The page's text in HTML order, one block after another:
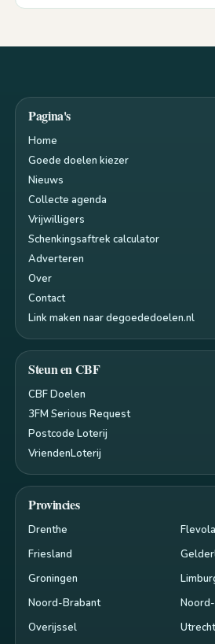
Pagina's
Home
Goede doelen kiezer
Nieuws
Collecte agenda
Vrijwilligers
Schenkingsaftrek calculator
Adverteren
Over
Contact
Link maken naar degoededoelen.nl
Steun en CBF
CBF Doelen
3FM Serious Request
Postcode Loterij
VriendenLoterij
Provincies
Drenthe
Friesland
Groningen
Noord-Brabant
Overijssel
Utrecht